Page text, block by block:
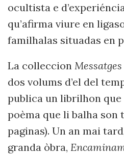
ocultista e
qu’afirma viure en
familhalas situadas en
La colleccion Messatges
dos volums d’el del
publica un librilhon
poèma que li balha son
paginas). Un an mai
granda òbra,